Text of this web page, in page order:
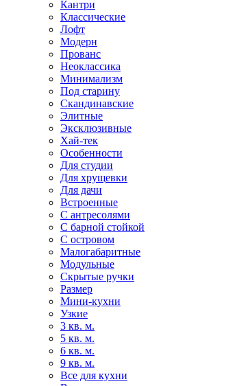
Кантри
Классические
Лофт
Модерн
Прованс
Неоклассика
Минимализм
Под старину
Скандинавские
Элитные
Эксклюзивные
Хай-тек
Особенности
Для студии
Для хрущевки
Для дачи
Встроенные
С антресолями
С барной стойкой
С островом
Малогабаритные
Модульные
Скрытые ручки
Размер
Мини-кухни
Узкие
3 кв. м.
5 кв. м.
6 кв. м.
9 кв. м.
Все для кухни